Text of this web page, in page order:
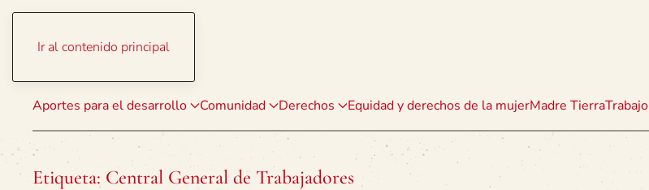
Ir al contenido principal
Aportes para el desarrollo Comunidad Derechos Equidad y derechos de la mujerMadre TierraTrabajo
Etiqueta: Central General de Trabajadores